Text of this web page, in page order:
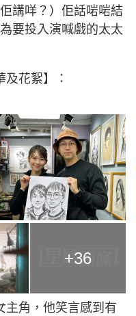
講咩？）佢話啱啱結
要投入演喊戲的太太
及花絮】：
+36
主角，他笑言感到有